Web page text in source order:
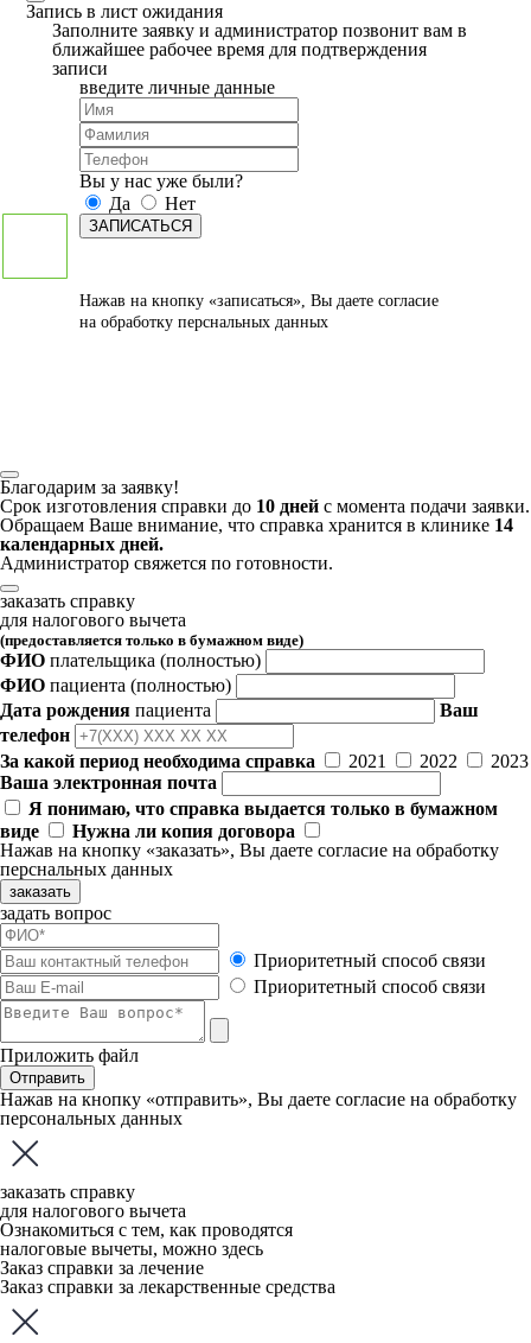
Запись в лист ожидания
Заполните заявку и администратор позвонит вам в
ближайшее рабочее время для подтверждения
записи
введите личные данные
Вы у нас уже были?
Да
Нет
ЗАПИСАТЬСЯ
Нажав на кнопку «записаться», Вы даете согласие
на обработку перснальных данных
Благодарим за заявку!
Срок изготовления справки до 10 дней с момента подачи заявки.
Обращаем Ваше внимание, что справка хранится в клинике 14
календарных дней.
Администратор свяжется по готовности.
заказать справку
для налогового вычета
(предоставляется только в бумажном виде)
ФИО плательщика (полностью)
ФИО пациента (полностью)
Дата рождения пациента
Ваш
телефон
За какой период необходима справка
2021 2022
2023
Ваша электронная почта
Я понимаю, что справка выдается только в бумажном
виде
Нужна ли копия договора
Нажав на кнопку «заказать», Вы даете согласие на обработку
перснальных данных
заказать
задать вопрос
Приоритетный способ связи
Приоритетный способ связи
Приложить файл
Отправить
Нажав на кнопку «отправить», Вы даете согласие на обработку
персональных данных
заказать справку
для налогового вычета
Ознакомиться с тем, как проводятся
налоговые вычеты, можно здесь
Заказ справки за лечение
Заказ справки за лекарственные средства